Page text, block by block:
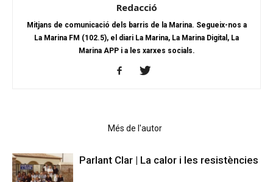
Redacció
Mitjans de comunicació dels barris de la Marina. Segueix-nos a
La Marina FM (102.5), el diari La Marina, La Marina Digital, La
Marina APP i a les xarxes socials.
Més de l'autor
Parlant Clar | La calor i les resistències